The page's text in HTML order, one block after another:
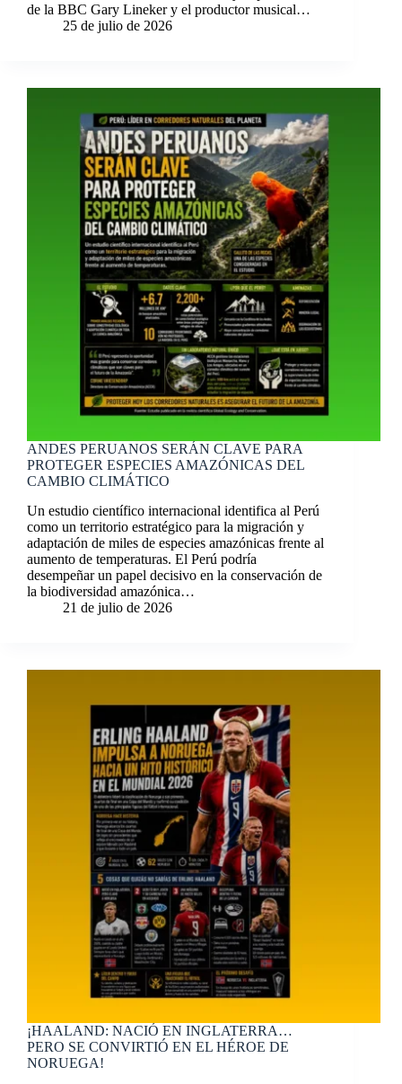
de la BBC Gary Lineker y el productor musical…
25 de julio de 2026
ANDES PERUANOS SERÁN CLAVE PARA
PROTEGER ESPECIES AMAZÓNICAS DEL
CAMBIO CLIMÁTICO
Un estudio científico internacional identifica al Perú
como un territorio estratégico para la migración y
adaptación de miles de especies amazónicas frente al
aumento de temperaturas. El Perú podría
desempeñar un papel decisivo en la conservación de
la biodiversidad amazónica…
21 de julio de 2026
¡HAALAND: NACIÓ EN INGLATERRA…
PERO SE CONVIRTIÓ EN EL HÉROE DE
NORUEGA!